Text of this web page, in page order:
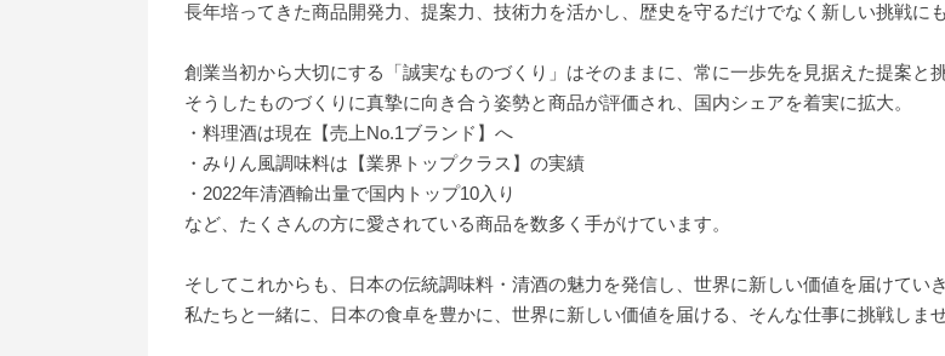
長年培ってきた商品開発力、提案力、技術力を活かし、歴史を守るだけでなく新しい挑戦に
創業当初から大切にする「誠実なものづくり」はそのままに、常に一歩先を見据えた提案
そうしたものづくりに真摯に向き合う姿勢と商品が評価され、国内シェアを着実に拡大。
・料理酒は現在【売上No.1ブランド】へ
・みりん風調味料は【業界トップクラス】の実績
・2022年清酒輸出量で国内トップ10入り
など、たくさんの方に愛されている商品を数多く手がけています。
そしてこれからも、日本の伝統調味料・清酒の魅力を発信し、世界に新しい価値を届けていき
私たちと一緒に、日本の食卓を豊かに、世界に新しい価値を届ける、そんな仕事に挑戦しま